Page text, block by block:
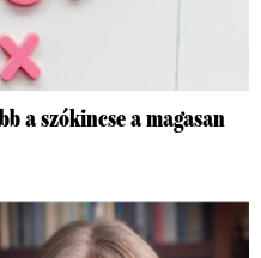
a szókincse a magasan